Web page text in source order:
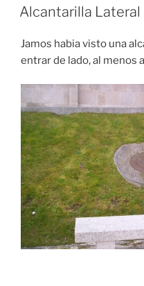
ON
Alcantarilla Lateral
Jamos habia visto una
entrar de lado, al menos